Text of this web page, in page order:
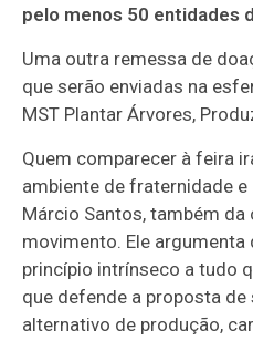
pelo menos 50 entidades
Uma outra remessa de
que serão enviadas na
MST Plantar Árvores,
Quem comparecer à feira
ambiente de fraternidade
Márcio Santos, também
movimento. Ele
princípio intrínseco a tudo
que defende a proposta
alternativo de produção,